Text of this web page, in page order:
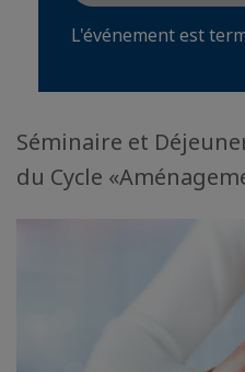
L'événement est
Séminaire et
du Cycle